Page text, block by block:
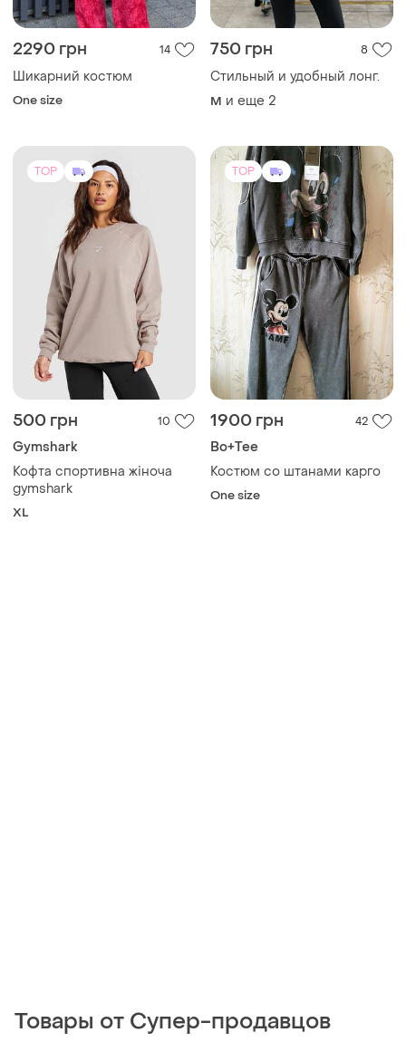
2290 грн 14
Шикарний костюм
One size
750 грн 8
Стильный и удобный лонг.
M и еще 2
TOP
500 грн 10
Gymshark
Кофта спортивна жіноча
gymshark
XL
TOP
1900 грн 42
Bo+Tee
Костюм со штанами карго
One size
Товары от Супер-продавцов